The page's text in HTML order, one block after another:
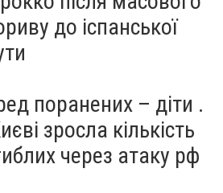
до іспанської
поранених – діти .
зросла кількість
через атаку рф